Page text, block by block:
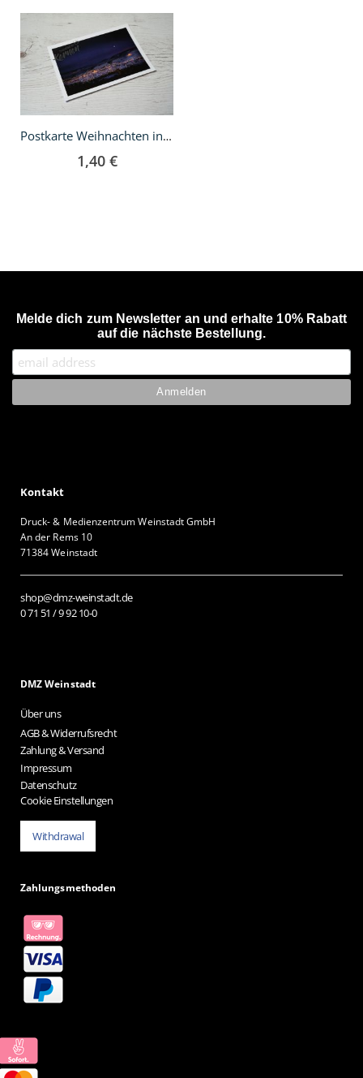
Postkarte Weihnachten in Kernen
1,40 €
Warenkorb
Melde dich zum Newsletter an und erhalte 10% Rabatt
auf die nächste Bestellung.
Kontakt
Druck- & Medienzentrum Weinstadt GmbH
An der Rems 10
71384 Weinstadt
shop@dmz-weinstadt.de
0 71 51 / 9 92 10-0
DMZ Weinstadt
Über uns
AGB & Widerrufsrecht
Zahlung & Versand
Impressum
Datenschutz
Cookie Einstellungen
Withdrawal
Zahlungsmethoden